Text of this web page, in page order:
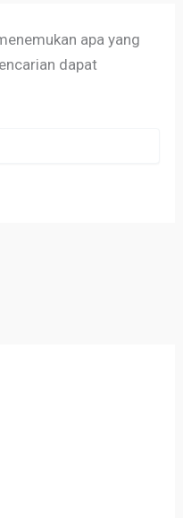
apa yang
dapat